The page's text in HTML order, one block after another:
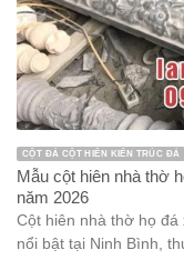
CỘT ĐÁ CỘT HIÊN KIẾN TRÚC ĐÁ
Mẫu cột hiên nhà thờ
năm 2026
Cột hiên nhà thờ họ đá
nổi bật tại Ninh Bình,